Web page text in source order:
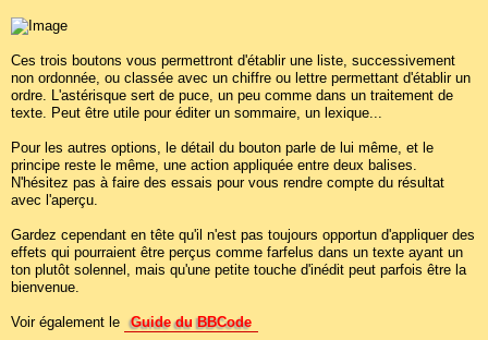
Ces trois boutons vous permettront d'établir une liste, successivement
non ordonnée, ou classée avec un chiffre ou lettre permettant d'établir un
ordre. L'astérisque sert de puce, un peu comme dans un traitement de
texte. Peut être utile pour éditer un sommaire, un lexique...
Pour les autres options, le détail du bouton parle de lui même, et le
principe reste le même, une action appliquée entre deux balises.
N'hésitez pas à faire des essais pour vous rendre compte du résultat
avec l'aperçu.
Gardez cependant en tête qu'il n'est pas toujours opportun d'appliquer des
effets qui pourraient être perçus comme farfelus dans un texte ayant un
ton plutôt solennel, mais qu'une petite touche d'inédit peut parfois être la
bienvenue.
Voir également le Guide du BBCode